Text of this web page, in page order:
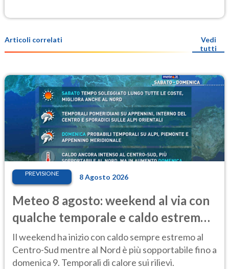
Articoli correlati
Vedi
tutti
PREVISIONE 8 Agosto 2026
Meteo 8 agosto: weekend al via con
qualche temporale e caldo estremo
al Centro-Sud
Il weekend ha inizio con caldo sempre estremo al
Centro-Sud mentre al Nord è più sopportabile fino a
domenica 9. Temporali di calore sui rilievi.